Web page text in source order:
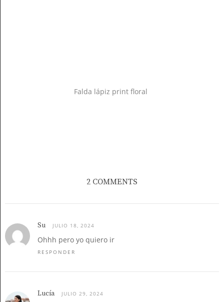
Falda lápiz print floral
2 COMMENTS
Su JULIO 18, 2024
Ohhh pero yo quiero ir
RESPONDER
Lucía JULIO 29, 2024